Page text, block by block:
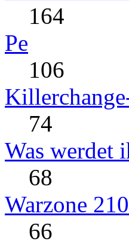
164
Pe
106
74
Was werdet
68
Warzone
66